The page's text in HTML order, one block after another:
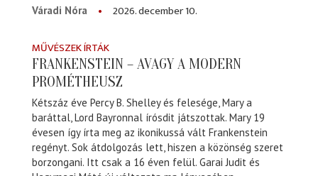
Váradi Nóra
2026. december 10.
MŰVÉSZEK ÍRTÁK
FRANKENSTEIN – AVAGY A MODERN
PROMÉTHEUSZ
Kétszáz éve Percy B. Shelley és felesége, Mary a
baráttal, Lord Bayronnal írósdit játszottak. Mary 19
évesen így írta meg az ikonikussá vált Frankenstein
regényt. Sok átdolgozás lett, hiszen a közönség szeret
borzongani. Itt csak a 16 éven felül. Garai Judit és